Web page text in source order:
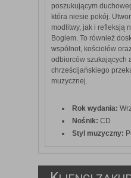
poszukującym
która niesie pokój.
modlitwy, jak i refleksją
Bogiem. To również
wspólnot, kościołów
odbiorców szukających
chrześcijańskiego
muzycznej.
Rok wydania:
Nośnik: CD
Styl muzyczny: